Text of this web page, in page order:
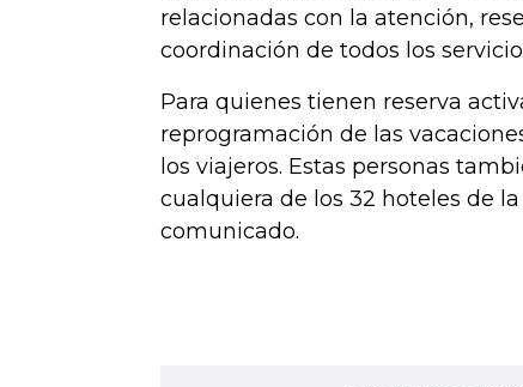
relacionadas con la atención,
coordinación de todos los
Para quienes tienen reserva
reprogramación de las
los viajeros. Estas personas
cualquiera de los 32 hoteles de
comunicado.